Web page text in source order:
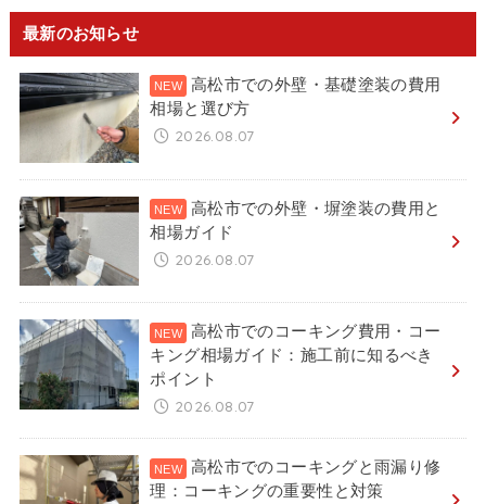
最新のお知らせ
高松市での外壁・基礎塗装の費用
相場と選び方
2026.08.07
高松市での外壁・塀塗装の費用と
相場ガイド
2026.08.07
高松市でのコーキング費用・コー
キング相場ガイド：施工前に知るべき
ポイント
2026.08.07
高松市でのコーキングと雨漏り修
理：コーキングの重要性と対策